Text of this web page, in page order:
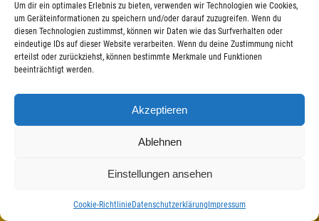
Um dir ein optimales Erlebnis zu bieten, verwenden wir Technologien wie Cookies,
um Geräteinformationen zu speichern und/oder darauf zuzugreifen. Wenn du
diesen Technologien zustimmst, können wir Daten wie das Surfverhalten oder
eindeutige IDs auf dieser Website verarbeiten. Wenn du deine Zustimmung nicht
erteilst oder zurückziehst, können bestimmte Merkmale und Funktionen
beeinträchtigt werden.
Akzeptieren
Ablehnen
Einstellungen ansehen
Cookie-RichtlinieDatenschutzerklärung Impressum
Impressum
Datenschutzerklärung |
Haftungsauschluss